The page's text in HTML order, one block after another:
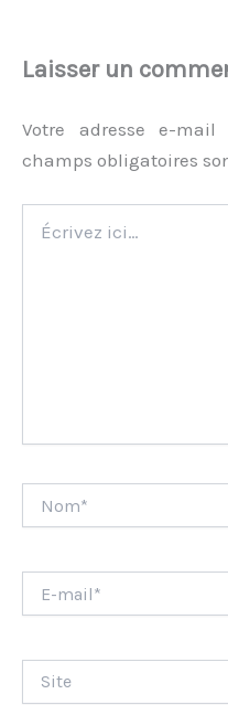
Laisser un
Votre adresse e-
champs obligatoires
ici…
mail*